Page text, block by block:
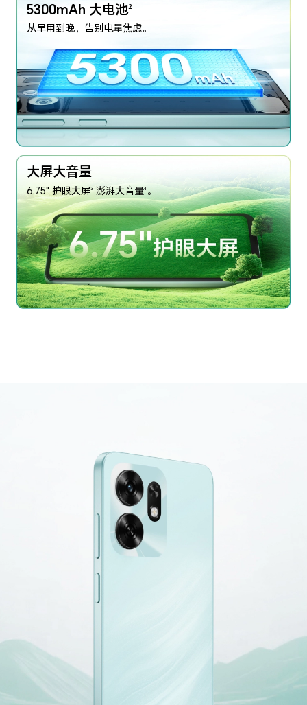
5300mAh 大电池2
从早用到晚，告别电量焦虑。
大屏大音量
6.75" 护眼大屏3澎湃大音量4。